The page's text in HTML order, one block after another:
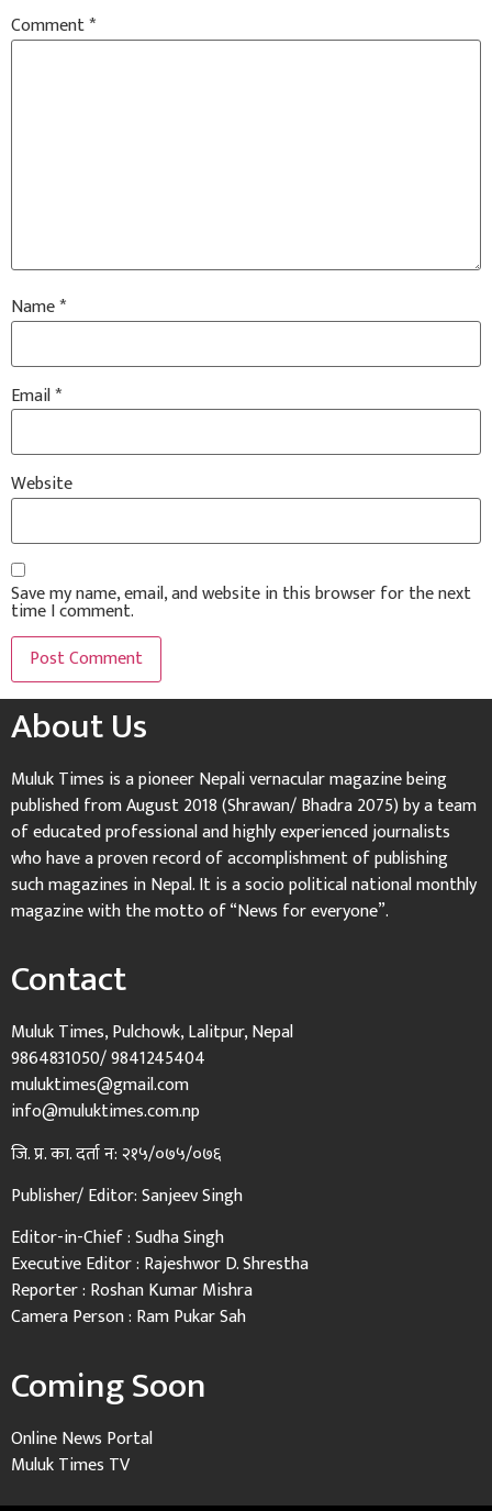
Comment*
Name*
Email*
Website
Save my name, email, and website in this browser for the next
time I comment.
About Us
Muluk Times is a pioneer Nepali vernacular magazine being
published from August 2018 (Shrawan/ Bhadra 2075) by a team
of educated professional and highly experienced journalists
who have a proven record of accomplishment of publishing
such magazines in Nepal. It is a socio political national monthly
magazine with the motto of “News for everyone”.
Contact
Muluk Times, Pulchowk, Lalitpur, Nepal
9864831050/ 9841245404
muluktimes@gmail.com
info@muluktimes.com.np
जि. प्र. का. दर्ता न: २१५/०७५/०७६
Publisher/ Editor: Sanjeev Singh
Editor-in-Chief : Sudha Singh
Executive Editor : Rajeshwor D. Shrestha
Reporter : Roshan Kumar Mishra
Camera Person : Ram Pukar Sah
Coming Soon
Online News Portal
Muluk Times TV